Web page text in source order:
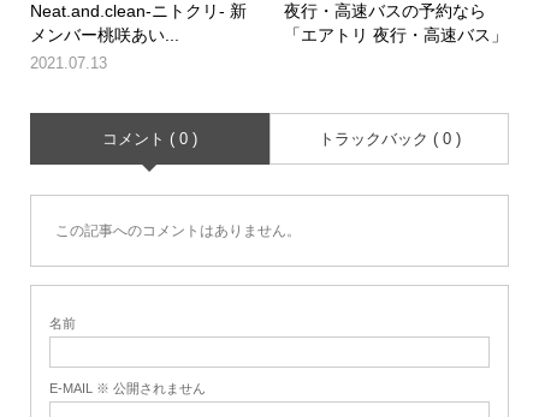
Neat.and.clean-ニトクリ- 新
メンバー桃咲あい...
2021.07.13
夜行・高速バスの予約なら
「エアトリ 夜行・高速バス」
コメント ( 0 ) トラックバック ( 0 )
この記事へのコメントはありません。
名前
E-MAIL ※ 公開されません